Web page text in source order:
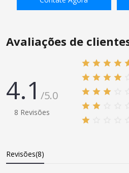
ADICIONAR À SACOLA
unidirecionais sem retorno
Avaliações de
4.1 /5.0
8 Revisões
Revisões(8)